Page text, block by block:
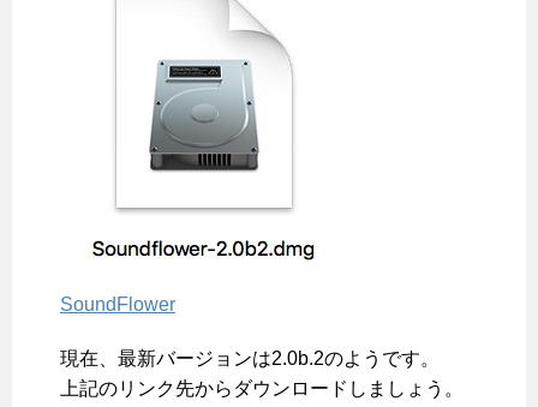
SoundFlower
現在、最新バージョンは2.0b.2のようです。
上記のリンク先からダウンロードしましょう。